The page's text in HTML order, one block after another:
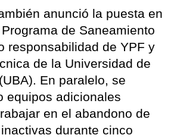
anunció la puesta en
de Saneamiento
responsabilidad de YPF y
de la Universidad de
En paralelo, se
equipos adicionales
en el abandono de
durante cinco